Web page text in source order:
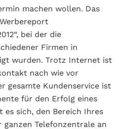
machen wollen. Das
bei der die
Firmen in
wurden. Trotz Internet ist
nach wie vor
gesamte Kundenservice ist
für den Erfolg eines
es sich, den Bereich Ihres
Telefonzentrale an